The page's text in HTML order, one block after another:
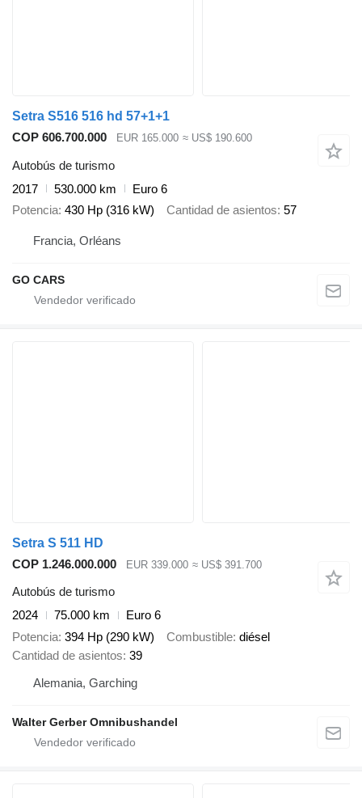
Setra S516 516 hd 57+1+1
COP 606.700.000
EUR 165.000 ≈ US$ 190.600
Autobús de turismo
2017
530.000 km
Euro 6
Potencia 430 Hp (316 kW) Cantidad de asientos 57
Francia, Orléans
GO CARS
Setra S 511 HD
COP 1.246.000.000
EUR 339.000 ≈ US$ 391.700
Autobús de turismo
2024
75.000 km
Euro 6
Potencia 394 Hp (290 kW) Combustible diésel
Cantidad de asientos 39
Alemania, Garching
Walter Gerber Omnibushandel